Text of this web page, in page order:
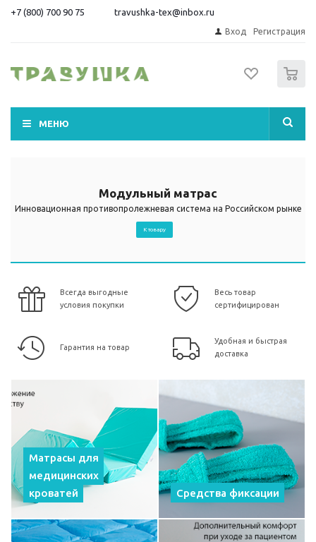
+7 (800) 700 90 75 travushka-tex@inbox.ru
Вход Регистрация
МЕНЮ
Модульный матрас
Инновационная противопролежневая система на Российском рынке
К товару
Всегда выгодные
условия покупки
Весь товар
сертифицирован
Гарантия на товар
Удобная и быстрая
доставка
Матрасы для
медицинских
кроватей
Средства фиксации